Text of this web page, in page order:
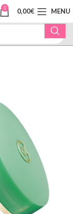
0 0,00€ MENU